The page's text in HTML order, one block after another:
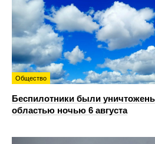
Общество
Беспилотники были
областью ночью 6 августа